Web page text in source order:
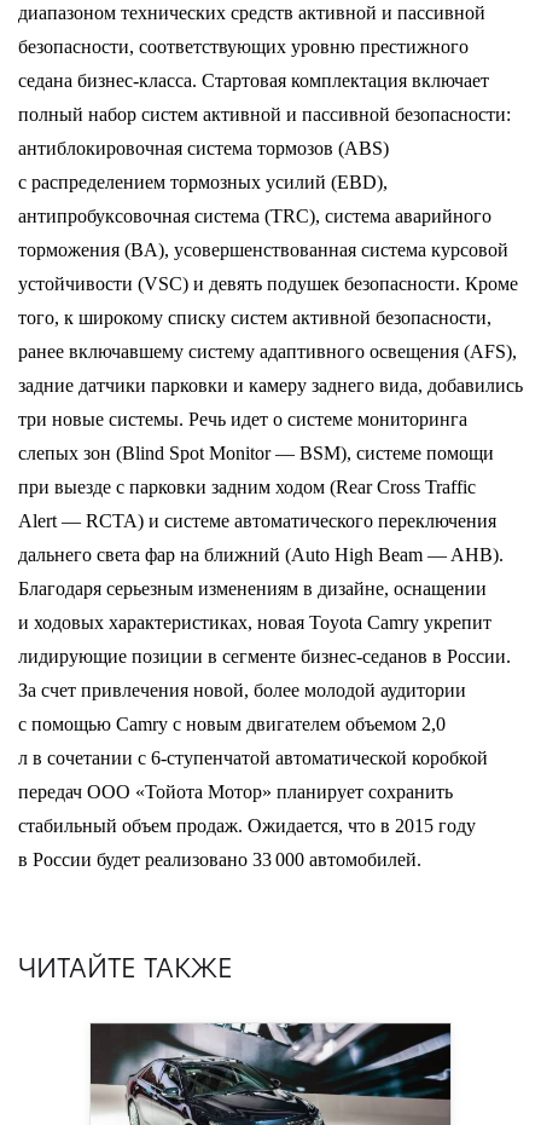
диапазоном технических средств активной и пассивной
безопасности, соответствующих уровню престижного
седана бизнес-класса. Стартовая комплектация включает
полный набор систем активной и пассивной безопасности:
антиблокировочная система тормозов (ABS)
с распределением тормозных усилий (EBD),
антипробуксовочная система (TRC), система аварийного
торможения (BA), усовершенствованная система курсовой
устойчивости (VSC) и девять подушек безопасности. Кроме
того, к широкому списку систем активной безопасности,
ранее включавшему систему адаптивного освещения (AFS),
задние датчики парковки и камеру заднего вида, добавились
три новые системы. Речь идет о системе мониторинга
слепых зон (Blind Spot Monitor — BSM), системе помощи
при выезде с парковки задним ходом (Rear Cross Traffic
Alert — RCTA) и системе автоматического переключения
дальнего света фар на ближний (Auto High Beam — AHB).
Благодаря серьезным изменениям в дизайне, оснащении
и ходовых характеристиках, новая Toyota Camry укрепит
лидирующие позиции в сегменте бизнес-седанов в России.
За счет привлечения новой, более молодой аудитории
с помощью Camry с новым двигателем объемом 2,0
л в сочетании с 6-ступенчатой автоматической коробкой
передач ООО «Тойота Мотор» планирует сохранить
стабильный объем продаж. Ожидается, что в 2015 году
в России будет реализовано 33 000 автомобилей.
ЧИТАЙТЕ ТАКЖЕ